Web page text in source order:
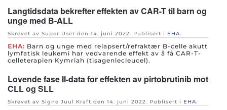
Langtidsdata bekrefter effekten av CAR-T til barn og
unge med B-ALL
Skrevet av Super User den 14. juni 2022. Publisert i EHA.
EHA: Barn og unge med relapsert/refraktær B-celle akutt
lymfatisk leukemi har vedvarende effekt av å få CAR-T-
celleterapien Kymriah (tisagenlecleucel).
Lovende fase II-data for effekten av pirtobrutinib mot
CLL og SLL
Skrevet av Signe Juul Kraft den 14. juni 2022. Publisert i EHA.